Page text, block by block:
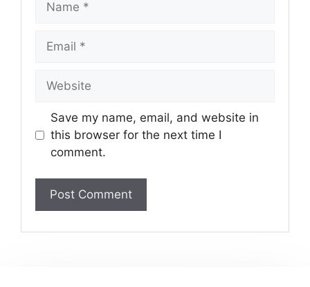
Save my name, email, and website in
this browser for the next time I
comment.